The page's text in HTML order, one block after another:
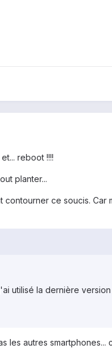
reboot !!!!
planter...
contourner ce soucis.
utilisé la dernière
autres smartphones...